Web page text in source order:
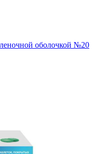
оболочкой №20